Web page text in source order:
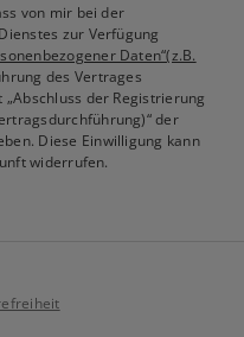
von mir bei der
zur Verfügung
Daten“(z.B.
des Vertrages
der Registrierung
der
Diese Einwilligung kann
widerrufen.